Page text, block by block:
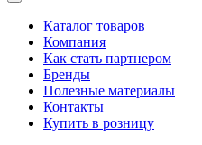
Каталог товаров
Компания
Как стать партнером
Бренды
Полезные материалы
Контакты
Купить в розницу